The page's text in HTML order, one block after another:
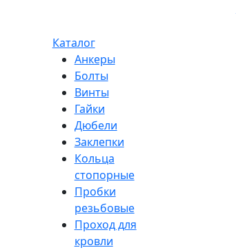
Каталог
Анкеры
Болты
Винты
Гайки
Дюбели
Заклепки
Кольца
стопорные
Пробки
резьбовые
Проход для
кровли